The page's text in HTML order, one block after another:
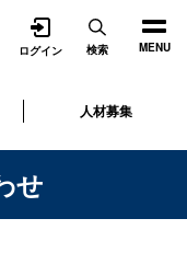
MENU
人材募集
ログイン 検索
せ